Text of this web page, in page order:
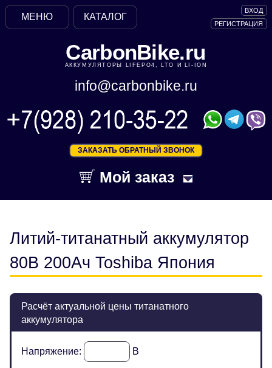
CarbonBike.ru
АККУМУЛЯТОРЫ LIFEPO4, LTO И LI-ION
info@carbonbike.ru
ЗАКАЗАТЬ ОБРАТНЫЙ ЗВОНОК
Мой заказ
ВХОД
РЕГИСТРАЦИЯ
КАТАЛОГ
МЕНЮ
Литий-титанатный аккумулятор
80В 200Ач Toshiba Япония
Расчёт актуальной цены титанатного
аккумулятора
Напряжение: В